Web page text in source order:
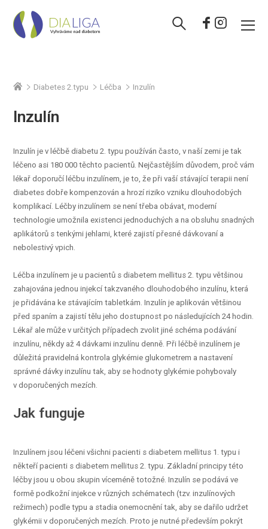
Diabetes 2.typu Léčba Inzulín
Inzulín
Inzulín je v léčbě diabetu 2. typu používán často, v naší zemi je tak
léčeno asi 180 000 těchto pacientů. Nejčastějším důvodem, proč vám
lékař doporučí léčbu inzulínem, je to, že při vaší stávající terapii není
diabetes dobře kompenzován a hrozí riziko vzniku dlouhodobých
komplikací. Léčby inzulínem se není třeba obávat, moderní
technologie umožnila existenci jednoduchých a na obsluhu snadných
aplikátorů s tenkými jehlami, které zajistí přesné dávkovaní a
nebolestivý vpich.
Léčba inzulínem je u pacientů s diabetem mellitus 2. typu většinou
zahajována jednou injekcí takzvaného dlouhodobého inzulínu, která
je přidávána ke stávajícím tabletkám. Inzulín je aplikován většinou
před spaním a zajistí tělu jeho dostupnost po následujících 24 hodin.
Lékař ale může v určitých případech zvolit jiné schéma podávání
inzulínu, někdy až 4 dávkami inzulínu denně. Při léčbě inzulínem je
důležitá pravidelná kontrola glykémie glukometrem a nastavení
správné dávky inzulínu tak, aby se hodnoty glykémie pohybovaly
v doporučených mezích.
Jak funguje
Inzulínem jsou léčeni všichni pacienti s diabetem mellitus 1. typu i
někteří pacienti s diabetem mellitus 2. typu. Základní principy této
léčby jsou u obou skupin víceméně totožné. Inzulín se podává ve
formě podkožní injekce v různých schématech (tzv. inzulínových
režimech) podle typu a stadia onemocnění tak, aby se dařilo udržet
glykémii v doporučených mezích. Proto je nutné především pokrýt